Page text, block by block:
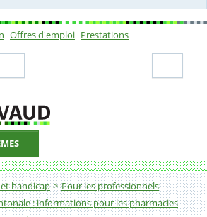
Offres d'emploi Prestations
handicap
Pour les professionnels
: informations pour les pharmacies
violence domestique en pharmacie